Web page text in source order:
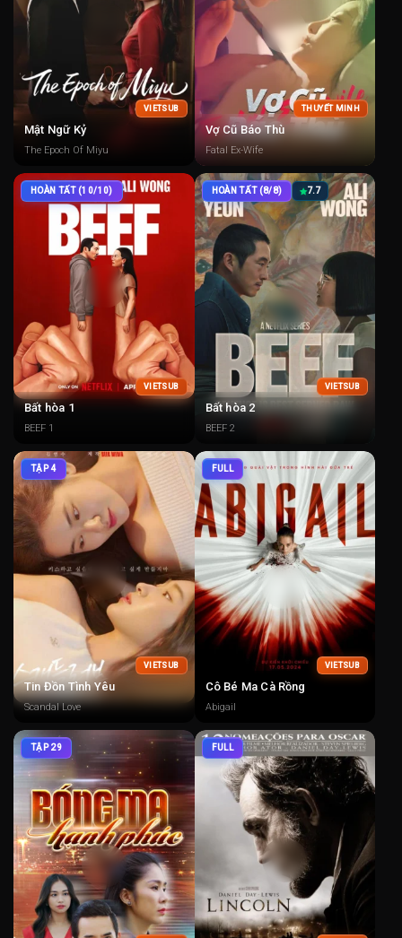
VIETSUB
Mật Ngữ Kỷ
The Epoch Of Miyu
THUYẾT MINH
Vợ Cũ Báo Thù
Fatal Ex-Wife
HOÀN TẤT (10/10)
VIETSUB
Bất hòa 1
BEEF 1
HOÀN TẤT (8/8) 7.7
VIETSUB
Bất hòa 2
BEEF 2
TẬP 4
VIETSUB
Tin Đồn Tình Yêu
Scandal Love
FULL
VIETSUB
Cô Bé Ma Cà Rồng
Abigail
TẬP 29 FULL